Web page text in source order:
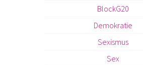
BlockG20
Demokratie
Sexismus
Sex